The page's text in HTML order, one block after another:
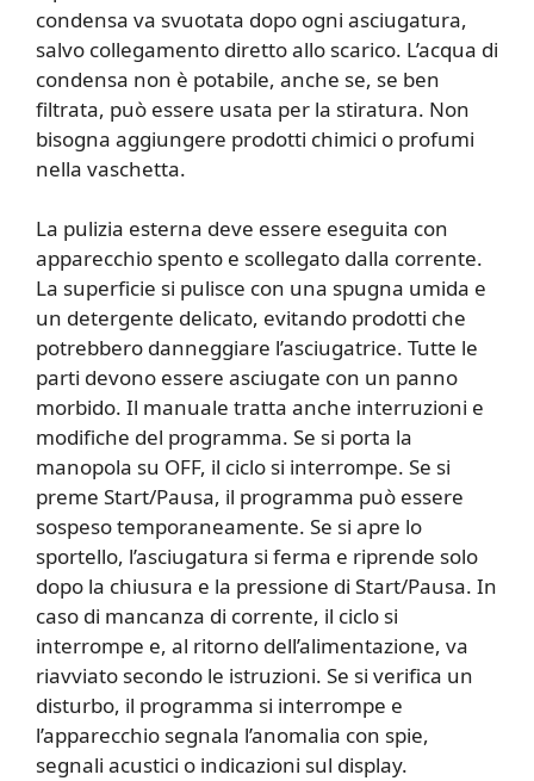
condensa va svuotata dopo ogni asciugatura,
salvo collegamento diretto allo scarico. L’acqua di
condensa non è potabile, anche se, se ben
filtrata, può essere usata per la stiratura. Non
bisogna aggiungere prodotti chimici o profumi
nella vaschetta.
La pulizia esterna deve essere eseguita con
apparecchio spento e scollegato dalla corrente.
La superficie si pulisce con una spugna umida e
un detergente delicato, evitando prodotti che
potrebbero danneggiare l’asciugatrice. Tutte le
parti devono essere asciugate con un panno
morbido. Il manuale tratta anche interruzioni e
modifiche del programma. Se si porta la
manopola su OFF, il ciclo si interrompe. Se si
preme Start/Pausa, il programma può essere
sospeso temporaneamente. Se si apre lo
sportello, l’asciugatura si ferma e riprende solo
dopo la chiusura e la pressione di Start/Pausa. In
caso di mancanza di corrente, il ciclo si
interrompe e, al ritorno dell’alimentazione, va
riavviato secondo le istruzioni. Se si verifica un
disturbo, il programma si interrompe e
l’apparecchio segnala l’anomalia con spie,
segnali acustici o indicazioni sul display.